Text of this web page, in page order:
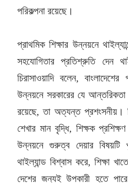
পরিকল্পনা রয়েছে।
প্রাথমিক শিক্ষার উন্নয়নে
সহযোগিতার প্রতিশ্রুতি দেন
চিরাসাওয়াদি বলেন, বাংলাদেশের
উন্নয়নে সরকারের যে আন্তরিকতা ও
রয়েছে, তা অত্যন্ত প্রশংসনীয়।
শেখার মান বৃদ্ধি, শিক্ষক
উন্নয়নে গুরুত্ব দেয়ার
থাইল্যান্ড বিশ্বাস করে, শিক্ষা
দেশের জন্যই উপকারী হতে